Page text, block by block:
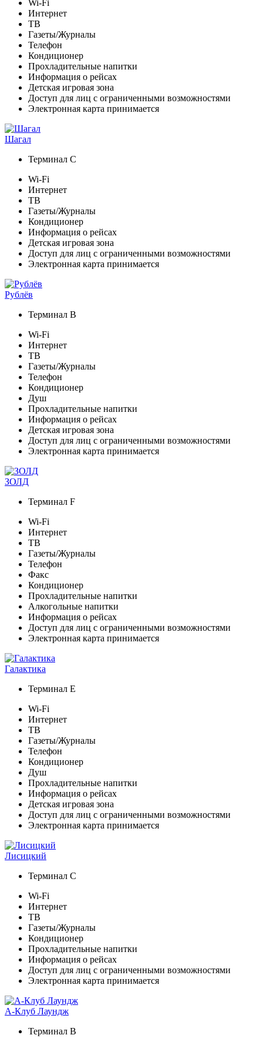
Wi-Fi
Интернет
ТВ
Газеты/Журналы
Телефон
Кондиционер
Прохладительные напитки
Информация о рейсах
Детская игровая зона
Доступ для лиц с ограниченными возможностями
Электронная карта принимается
Шагал
Терминал С
Wi-Fi
Интернет
ТВ
Газеты/Журналы
Кондиционер
Информация о рейсах
Детская игровая зона
Доступ для лиц с ограниченными возможностями
Электронная карта принимается
Рублёв
Терминал В
Wi-Fi
Интернет
ТВ
Газеты/Журналы
Телефон
Кондиционер
Душ
Прохладительные напитки
Информация о рейсах
Детская игровая зона
Доступ для лиц с ограниченными возможностями
Электронная карта принимается
ЗОЛД
Терминал F
Wi-Fi
Интернет
ТВ
Газеты/Журналы
Телефон
Факс
Кондиционер
Прохладительные напитки
Алкогольные напитки
Информация о рейсах
Доступ для лиц с ограниченными возможностями
Электронная карта принимается
Галактика
Терминал E
Wi-Fi
Интернет
ТВ
Газеты/Журналы
Телефон
Кондиционер
Душ
Прохладительные напитки
Информация о рейсах
Детская игровая зона
Доступ для лиц с ограниченными возможностями
Электронная карта принимается
Лисицкий
Терминал C
Wi-Fi
Интернет
ТВ
Газеты/Журналы
Кондиционер
Прохладительные напитки
Информация о рейсах
Доступ для лиц с ограниченными возможностями
Электронная карта принимается
А-Клуб Лаундж
Терминал В